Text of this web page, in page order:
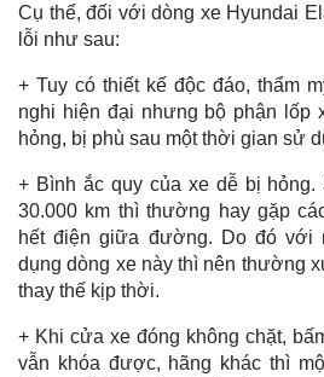
Cụ thể, đối với dòng xe Hyundai
lỗi như sau:
+ Tuy có thiết kế độc đáo, thẩm
nghi hiện đại nhưng bộ phận lốp
hỏng, bị phù sau một thời gian sử
+ Bình ắc quy của xe dễ bị
30.000 km thì thường hay gặp
hết điện giữa đường. Do đó với
dụng dòng xe này thì nên thường
thay thế kịp thời.
+ Khi cửa xe đóng không chặt,
vẫn khóa được, hãng khác thì